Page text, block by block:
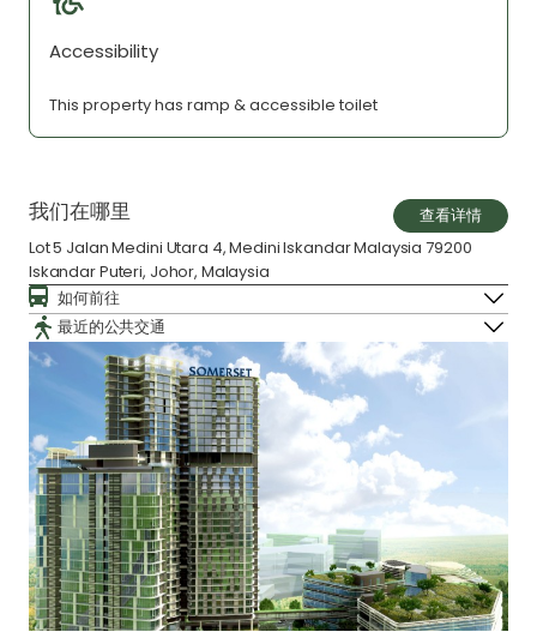
Accessibility
This property has ramp & accessible toilet
我们在哪里
查看详情
Lot 5 Jalan Medini Utara 4, Medini Iskandar Malaysia 79200
Iskandar Puteri, Johor, Malaysia
如何前往
最近的公共交通